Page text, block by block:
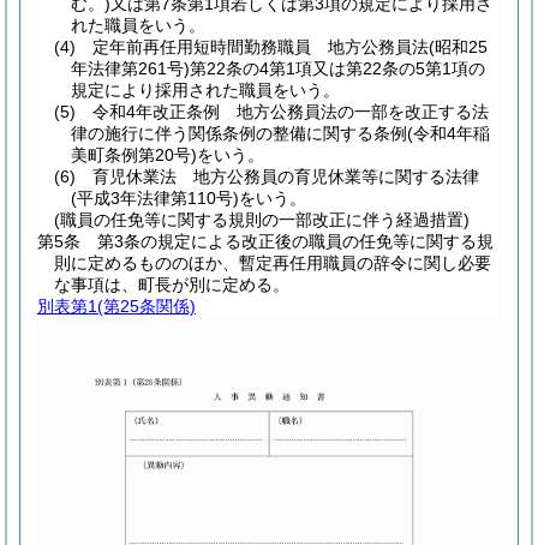
れた職員をいう。
(4)
定年前再任用短時間勤務職員 地方公務員法(昭和25
年法律第261号)第22条の4第1項又は第22条の5第1項の
規定により採用された職員をいう。
(5)
令和4年改正条例 地方公務員法の一部を改正する法
律の施行に伴う関係条例の整備に関する条例(令和4年稲
美町条例第20号)をいう。
(6)
育児休業法 地方公務員の育児休業等に関する法律
(平成3年法律第110号)をいう。
(職員の任免等に関する規則の一部改正に伴う経過措置)
第5条
第3条の規定による改正後の職員の任免等に関する規
則に定めるもののほか、暫定再任用職員の辞令に関し必要
な事項は、町長が別に定める。
別表第1(第25条関係)